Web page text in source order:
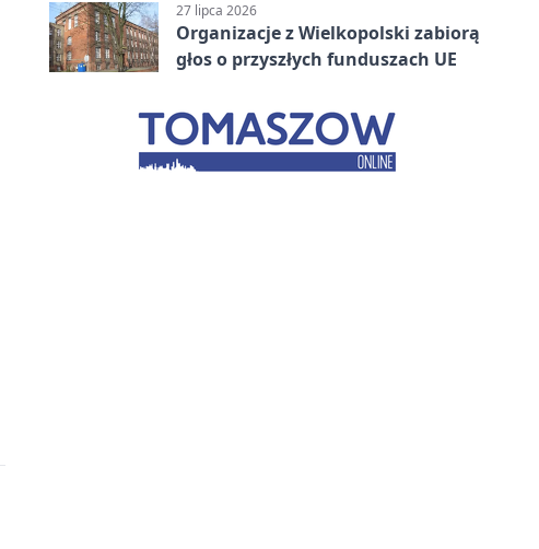
27 lipca 2026
Organizacje z Wielkopolski zabiorą
głos o przyszłych funduszach UE